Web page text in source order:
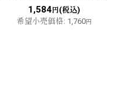
1,584円(税込)
希望小売価格: 1,760円